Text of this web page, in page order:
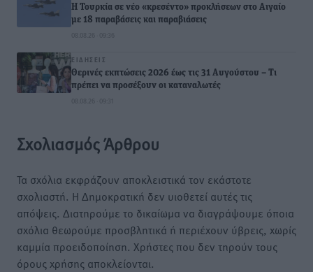
Η Τουρκία σε νέο «κρεσέντο» προκλήσεων στο Αιγαίο
με 18 παραβάσεις και παραβιάσεις
08.08.26 · 09:36
ΕΙΔΉΣΕΙΣ
Θερινές εκπτώσεις 2026 έως τις 31 Αυγούστου – Τι
πρέπει να προσέξουν οι καταναλωτές
08.08.26 · 09:31
Σχολιασμός Άρθρου
Τα σχόλια εκφράζουν αποκλειστικά τον εκάστοτε
σχολιαστή. Η Δημοκρατική δεν υιοθετεί αυτές τις
απόψεις. Διατηρούμε το δικαίωμα να διαγράψουμε όποια
σχόλια θεωρούμε προσβλητικά ή περιέχουν ύβρεις, χωρίς
καμμία προειδοποίηση. Χρήστες που δεν τηρούν τους
όρους χρήσης αποκλείονται.